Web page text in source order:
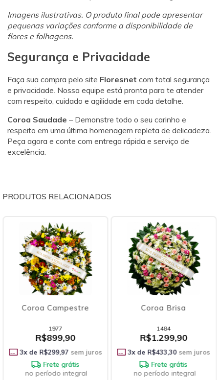
Imagens ilustrativas. O produto final pode apresentar
pequenas variações conforme a disponibilidade de
flores e folhagens.
Segurança e Privacidade
Faça sua compra pelo site Floresnet com total segurança
e privacidade. Nossa equipe está pronta para te atender
com respeito, cuidado e agilidade em cada detalhe.
Coroa Saudade – Demonstre todo o seu carinho e
respeito em uma última homenagem repleta de delicadeza.
Peça agora e conte com entrega rápida e serviço de
excelência.
PRODUTOS RELACIONADOS
Coroa Brisa
1484
R$1.299,90
3x de R$433,30 sem juros
Frete grátis
no período integral
Coroa Condolências
1481
R$1.929,90
3x de R$643,30sem juros
Frete grátis
no período integral